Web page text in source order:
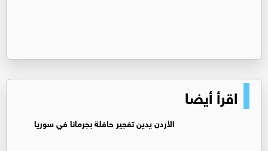
اقرأ أيضا
الأردن يدين تفجير حافلة بجرمانا في سوريا